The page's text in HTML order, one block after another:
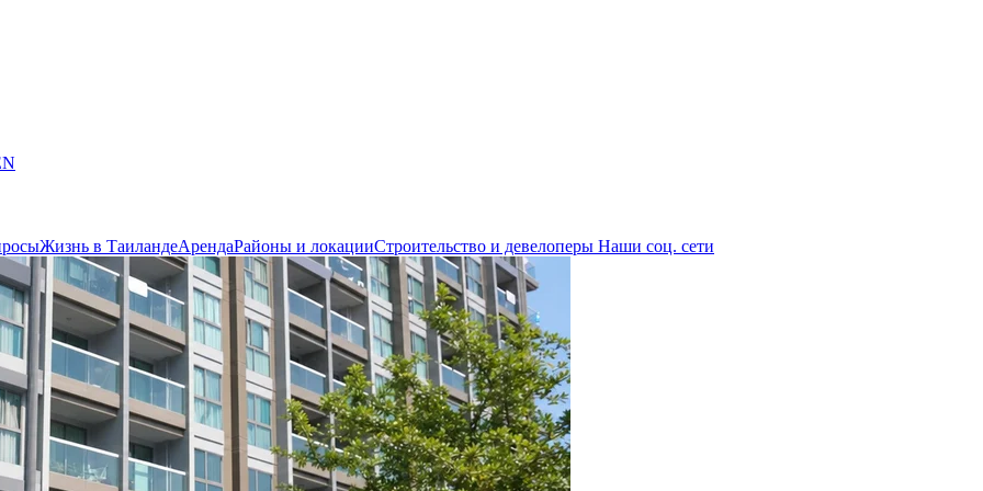
Жизнь в ТаиландеАрендаРайоны и локацииСтроительство и девелоперы Наши соц. сети